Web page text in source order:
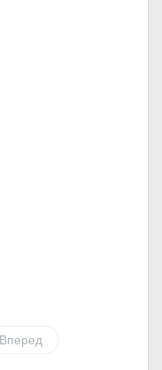
Вперед